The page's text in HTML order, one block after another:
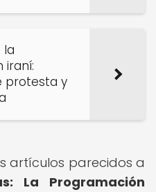
la
iraní:
protesta y
artículos parecidos a
La Programación